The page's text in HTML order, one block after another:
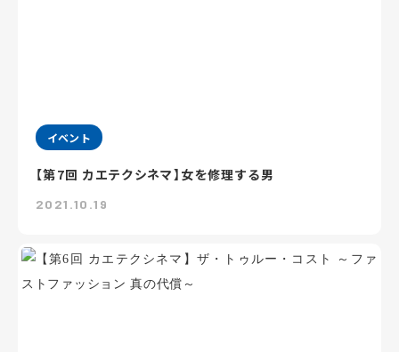
イベント
【第7回 カエテクシネマ】女を修理する男
2021.10.19